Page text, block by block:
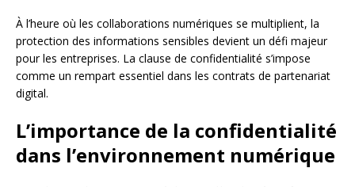
À l’heure où les collaborations numériques se multiplient, la
protection des informations sensibles devient un défi majeur
pour les entreprises. La clause de confidentialité s’impose
comme un rempart essentiel dans les contrats de partenariat
digital.
L’importance de la confidentialité
dans l’environnement numérique